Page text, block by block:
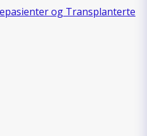
og Transplanterte